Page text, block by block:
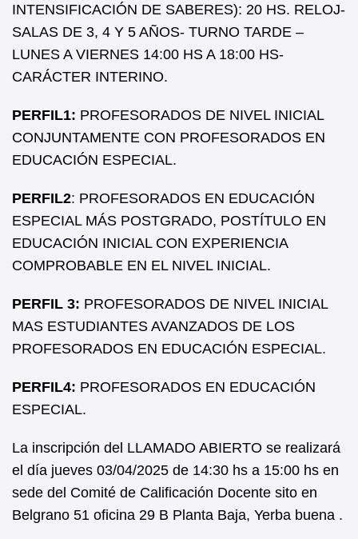
INTENSIFICACIÓN DE SABERES): 20 HS. RELOJ-
SALAS DE 3, 4 Y 5 AÑOS- TURNO TARDE –
LUNES A VIERNES 14:00 HS A 18:00 HS-
CARÁCTER INTERINO.
PERFIL1: PROFESORADOS DE NIVEL INICIAL
CONJUNTAMENTE CON PROFESORADOS EN
EDUCACIÓN ESPECIAL.
PERFIL2: PROFESORADOS EN EDUCACIÓN
ESPECIAL MÁS POSTGRADO, POSTÍTULO EN
EDUCACIÓN INICIAL CON EXPERIENCIA
COMPROBABLE EN EL NIVEL INICIAL.
PERFIL 3: PROFESORADOS DE NIVEL INICIAL
MAS ESTUDIANTES AVANZADOS DE LOS
PROFESORADOS EN EDUCACIÓN ESPECIAL.
PERFIL4: PROFESORADOS EN EDUCACIÓN
ESPECIAL.
La inscripción del LLAMADO ABIERTO se realizará
el día jueves 03/04/2025 de 14:30 hs a 15:00 hs en
sede del Comité de Calificación Docente sito en
Belgrano 51 oficina 29 B Planta Baja, Yerba buena .